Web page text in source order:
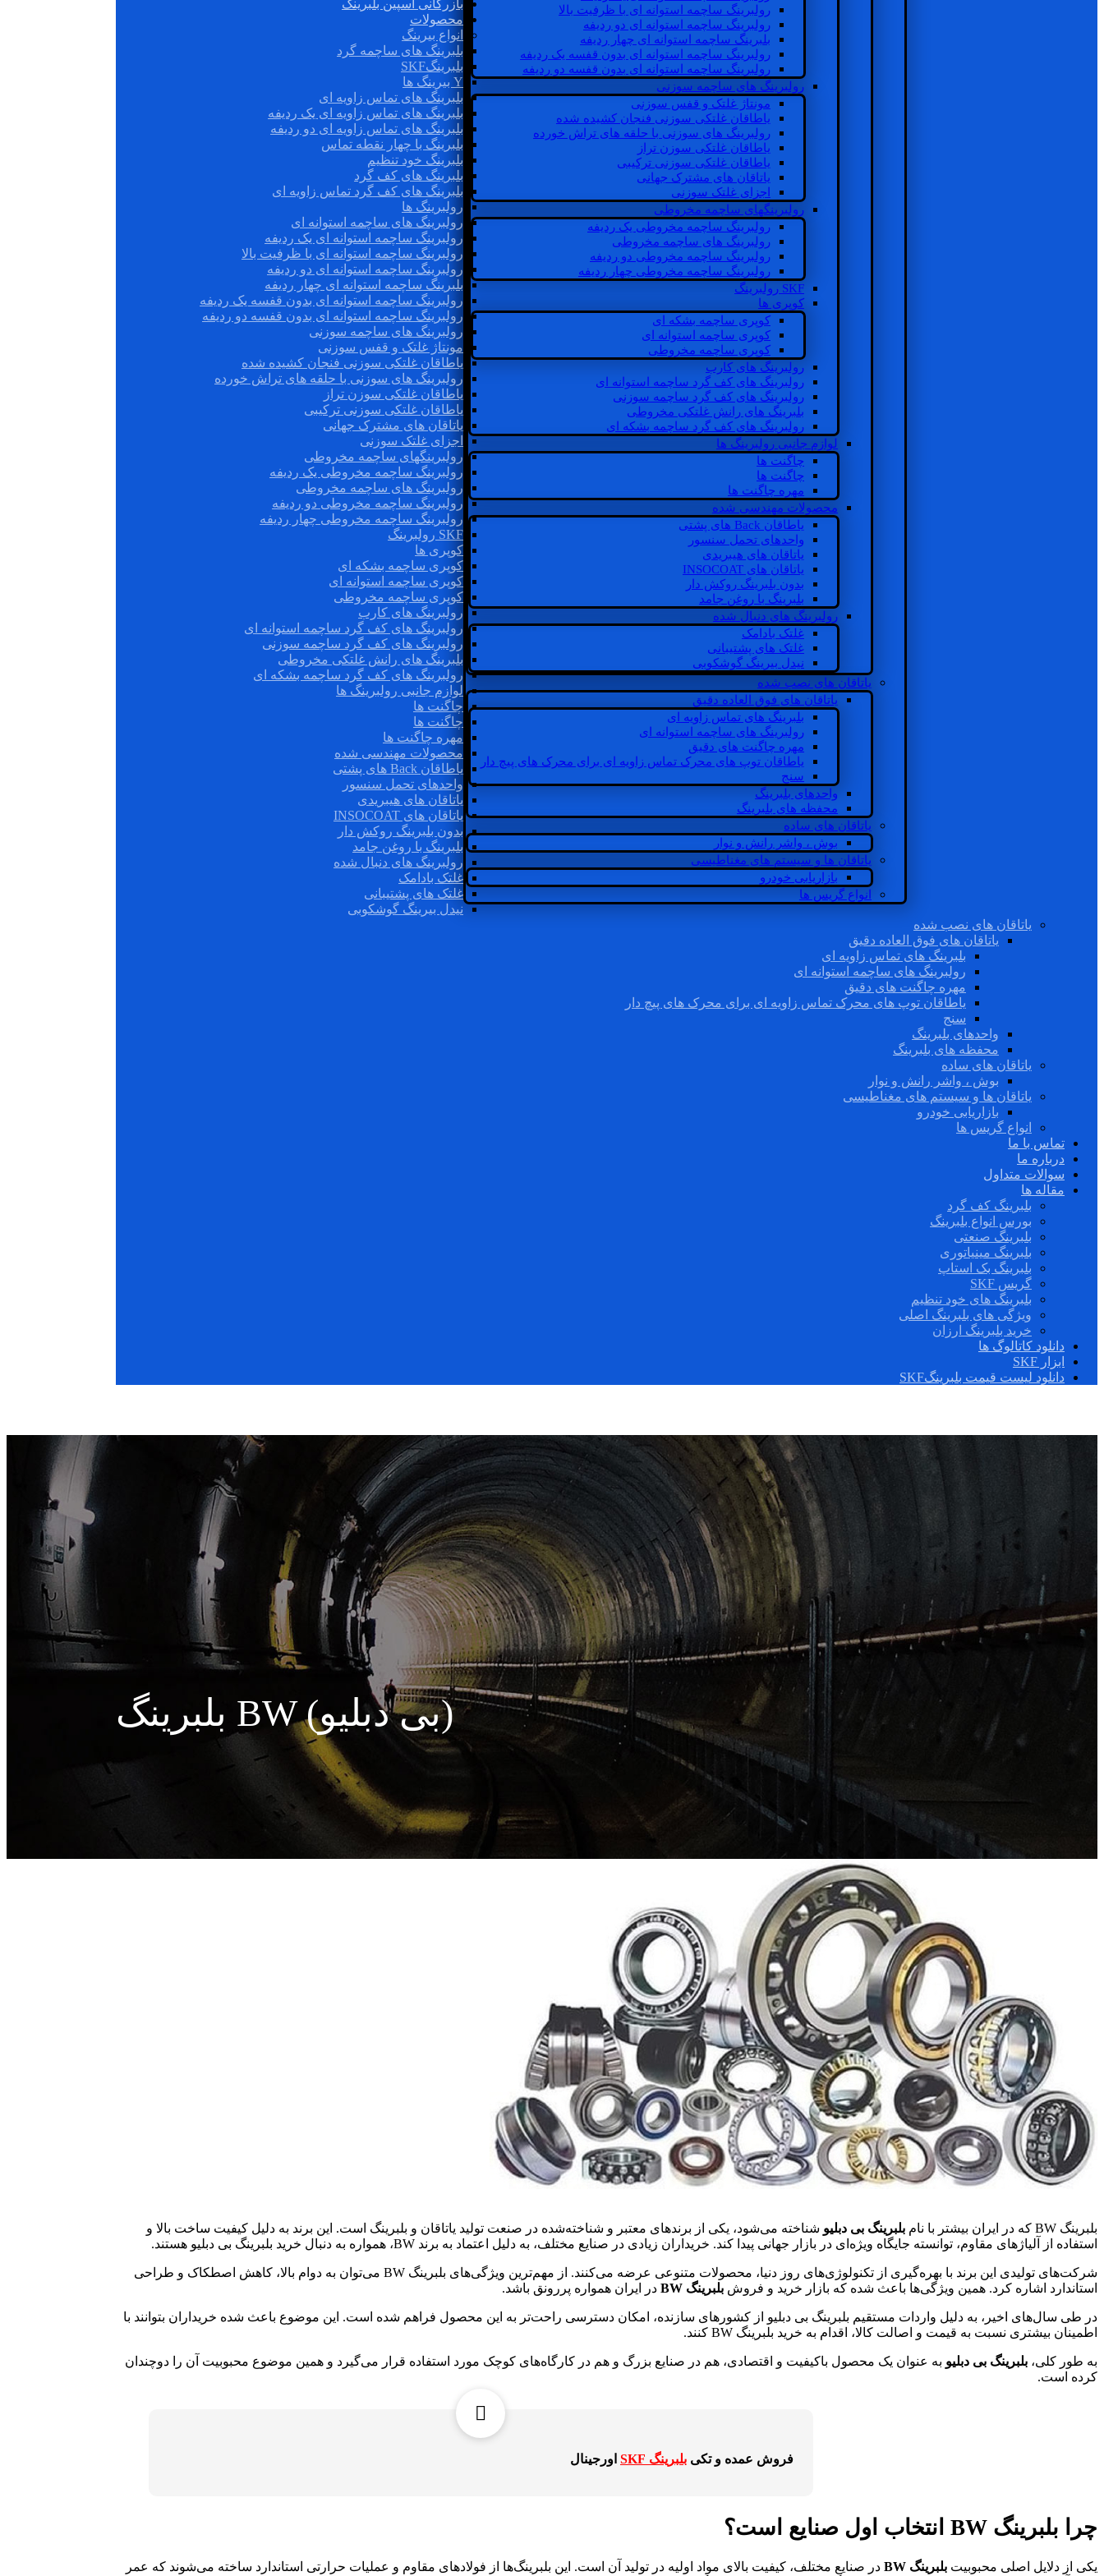
رولبرینگ ساچمه استوانه ای با ظرفیت بالا
رولبرینگ ساچمه استوانه ای دو ردیفه
بلبرینگ ساچمه استوانه ای چهار ردیفه
رولبرینگ ساچمه استوانه ای بدون قفسه یک ردیفه
رولبرینگ ساچمه استوانه ای بدون قفسه دو ردیفه
رولبرینگ های ساچمه سوزنی
مونتاژ غلتک و قفس سوزنی
یاطاقان غلتکی سوزنی فنجان کشیده شده
رولبرینگ های سوزنی با حلقه های تراش خورده
یاطاقان غلتکی سوزن تراز
یاطاقان غلتکی سوزنی ترکیبی
یاتاقان های مشترک جهانی
اجزای غلتک سوزنی
رولبرینگهای ساچمه مخروطی
رولبرینگ ساچمه مخروطی یک ردیفه
رولبرینگ های ساچمه مخروطی
رولبرینگ ساچمه مخروطی دو ردیفه
رولبرینگ ساچمه مخروطی چهار ردیفه
SKF رولبرینگ
کوپری ها
کوپری ساچمه بشکه ای
کوپری ساچمه استوانه ای
کوپری ساچمه مخروطی
رولبرینگ های کارب
رولبرینگ های کف گرد ساچمه استوانه ای
رولبرینگ های کف گرد ساچمه سوزنی
بلبرینگ های رانش غلتکی مخروطی
رولبرینگ های کف گرد ساچمه بشکه ای
لوازم جانبی رولبرینگ ها
چاگنت ها
چاگنت ها
مهره چاگنت ها
محصولات مهندسی شده
یاطاقان Back های پشتی
واحدهای تحمل سنسور
یاتاقان های هیبریدی
یاتاقان های INSOCOAT
بدون بلبرینگ روکش دار
بلبرینگ با روغن جامد
رولبرینگ های دنبال شده
غلتک بادامک
غلتک های پشتیبانی
نیدل بیرینگ گوشکوبی
یاتاقان های نصب شده
یاتاقان های فوق العاده دقیق
بلبرینگ های تماس زاویه ای
رولبرینگ های ساچمه استوانه ای
مهره چاگنت های دقیق
یاطاقان توپ های محرک تماس زاویه ای برای محرک های پیچ دار
سنج
واحدهای بلبرینگ
محفظه های بلبرینگ
یاتاقان های ساده
بوش ، واشر رانش و نوار
یاتاقان ها و سیستم های مغناطیسی
بازاریابی خودرو
انواع گریس ها
بازرگانی اسپین بلبرینگ
محصولات
انواع بیرینگ
بلبرینگ های ساچمه گرد
بلبرینگSKF
Y بیرینگ ها
بلبرینگ های تماس زاویه ای
بلبرینگ های تماس زاویه ای یک ردیفه
بلبرینگ های تماس زاویه ای دو ردیفه
بلبرینگ با چهار نقطه تماس
بلبرینگ خود تنظیم
بلبرینگ های کف گرد
بلبرینگ های کف گرد تماس زاویه ای
رولبرینگ ها
رولبرینگ های ساچمه استوانه ای
رولبرینگ ساچمه استوانه ای یک ردیفه
رولبرینگ ساچمه استوانه ای با ظرفیت بالا
رولبرینگ ساچمه استوانه ای دو ردیفه
بلبرینگ ساچمه استوانه ای چهار ردیفه
رولبرینگ ساچمه استوانه ای بدون قفسه یک ردیفه
رولبرینگ ساچمه استوانه ای بدون قفسه دو ردیفه
رولبرینگ های ساچمه سوزنی
مونتاژ غلتک و قفس سوزنی
یاطاقان غلتکی سوزنی فنجان کشیده شده
رولبرینگ های سوزنی با حلقه های تراش خورده
یاطاقان غلتکی سوزن تراز
یاطاقان غلتکی سوزنی ترکیبی
یاتاقان های مشترک جهانی
اجزای غلتک سوزنی
رولبرینگهای ساچمه مخروطی
رولبرینگ ساچمه مخروطی یک ردیفه
رولبرینگ های ساچمه مخروطی
رولبرینگ ساچمه مخروطی دو ردیفه
رولبرینگ ساچمه مخروطی چهار ردیفه
SKF رولبرینگ
کوپری ها
کوپری ساچمه بشکه ای
کوپری ساچمه استوانه ای
کوپری ساچمه مخروطی
رولبرینگ های کارب
رولبرینگ های کف گرد ساچمه استوانه ای
رولبرینگ های کف گرد ساچمه سوزنی
بلبرینگ های رانش غلتکی مخروطی
رولبرینگ های کف گرد ساچمه بشکه ای
لوازم جانبی رولبرینگ ها
چاگنت ها
چاگنت ها
مهره چاگنت ها
محصولات مهندسی شده
یاطاقان Back های پشتی
واحدهای تحمل سنسور
یاتاقان های هیبریدی
یاتاقان های INSOCOAT
بدون بلبرینگ روکش دار
بلبرینگ با روغن جامد
رولبرینگ های دنبال شده
غلتک بادامک
غلتک های پشتیبانی
نیدل بیرینگ گوشکوبی
یاتاقان های نصب شده
یاتاقان های فوق العاده دقیق
بلبرینگ های تماس زاویه ای
رولبرینگ های ساچمه استوانه ای
مهره چاگنت های دقیق
یاطاقان توپ های محرک تماس زاویه ای برای محرک های پیچ دار
سنج
واحدهای بلبرینگ
محفظه های بلبرینگ
یاتاقان های ساده
بوش ، واشر رانش و نوار
یاتاقان ها و سیستم های مغناطیسی
بازاریابی خودرو
انواع گریس ها
تماس با ما
درباره ما
سوالات متداول
مقاله ها
بلبرینگ کف گرد
بورس انواع بلبرینگ
بلبرینگ صنعتی
بلبرینگ مینیاتوری
بلبرینگ بک استاپ
گریس SKF
بلبرینگ های خود تنظیم
ویژگی های بلبرینگ اصلی
خرید بلبرینگ ارزان
دانلود کاتالوگ ها
ابزار SKF
دانلود لیست قیمت بلبرینگSKF
بلبرینگ BW (بی دبلیو)
بلبرینگ BW که در ایران بیشتر با نام بلبرینگ بی دبلیو شناخته می‌شود، یکی از برندهای معتبر و شناخته‌شده در صنعت تولید یاتاقان و بلبرینگ است. این برند به دلیل کیفیت ساخت بالا و
استفاده از آلیاژهای مقاوم، توانسته جایگاه ویژه‌ای در بازار جهانی پیدا کند. خریداران زیادی در صنایع مختلف، به دلیل اعتماد به برند BW، همواره به دنبال خرید بلبرینگ بی دبلیو هستند.
شرکت‌های تولیدی این برند با بهره‌گیری از تکنولوژی‌های روز دنیا، محصولات متنوعی عرضه می‌کنند. از مهم‌ترین ویژگی‌های بلبرینگ BW می‌توان به دوام بالا، کاهش اصطکاک و طراحی
استاندارد اشاره کرد. همین ویژگی‌ها باعث شده که بازار خرید و فروش بلبرینگ BW در ایران همواره پررونق باشد.
در طی سال‌های اخیر، به دلیل واردات مستقیم بلبرینگ بی دبلیو از کشورهای سازنده، امکان دسترسی راحت‌تر به این محصول فراهم شده است. این موضوع باعث شده خریداران بتوانند با
اطمینان بیشتری نسبت به قیمت و اصالت کالا، اقدام به خرید بلبرینگ BW کنند.
به طور کلی، بلبرینگ بی دبلیو به عنوان یک محصول باکیفیت و اقتصادی، هم در صنایع بزرگ و هم در کارگاه‌های کوچک مورد استفاده قرار می‌گیرد و همین موضوع محبوبیت آن را دوچندان
کرده است.
فروش عمده و تکی بلبرینگ SKF اورجینال
چرا بلبرینگ BW انتخاب اول صنایع است؟
یکی از دلایل اصلی محبوبیت بلبرینگ BW
در صنایع مختلف، کیفیت بالای مواد اولیه در تولید آن است. این بلبرینگ‌ها از فولادهای مقاوم و عملیات حرارتی استاندارد ساخته می‌شوند که عمر